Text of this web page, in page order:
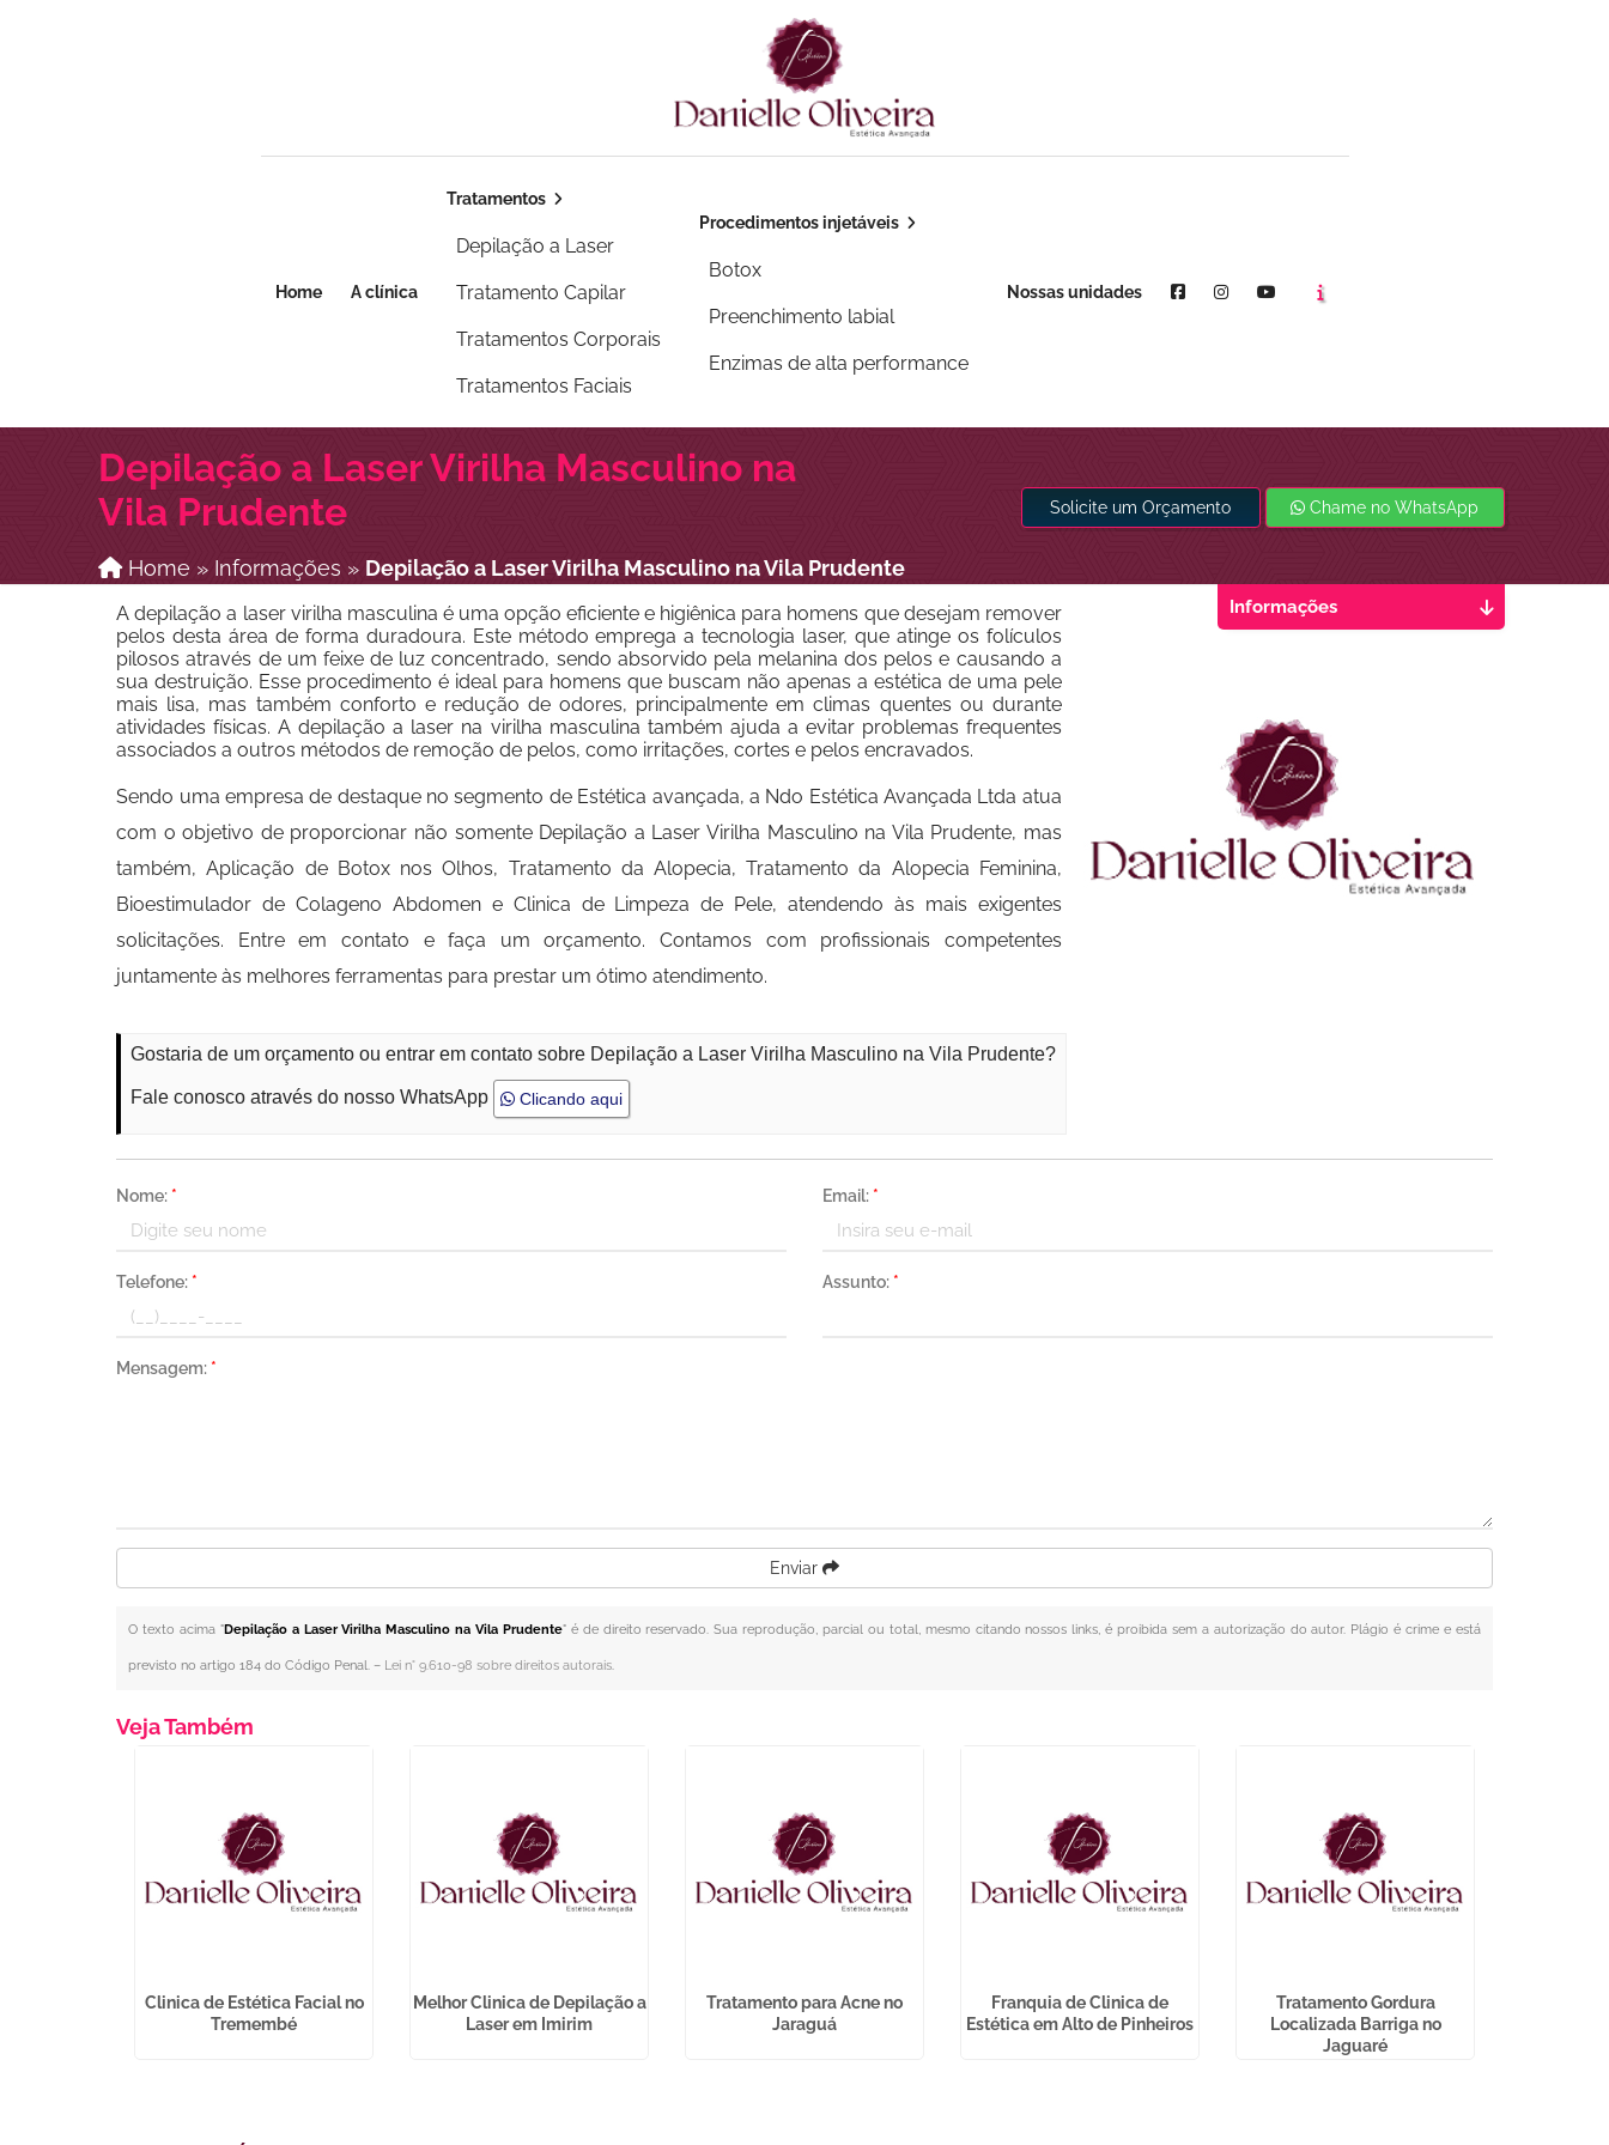
Home A clínica
Tratamentos
Depilação a Laser
Tratamento Capilar
Tratamentos Corporais
Tratamentos Faciais
Procedimentos injetáveis
Botox
Preenchimento labial
Enzimas de alta performance
Nossas unidades Youtube
Depilação a Laser Virilha Masculino na
Vila Prudente
Home » Informações » Depilação a Laser Virilha Masculino na Vila Prudente
Solicite um Orçamento Chame no WhatsApp
A depilação a laser virilha masculina é uma opção eficiente e higiênica para homens que desejam remover
pelos desta área de forma duradoura. Este método emprega a tecnologia laser, que atinge os folículos
pilosos através de um feixe de luz concentrado, sendo absorvido pela melanina dos pelos e causando a
sua destruição. Esse procedimento é ideal para homens que buscam não apenas a estética de uma pele
mais lisa, mas também conforto e redução de odores, principalmente em climas quentes ou durante
atividades físicas. A depilação a laser na virilha masculina também ajuda a evitar problemas frequentes
associados a outros métodos de remoção de pelos, como irritações, cortes e pelos encravados.
Sendo uma empresa de destaque no segmento de Estética avançada, a Ndo Estética Avançada Ltda atua
com o objetivo de proporcionar não somente Depilação a Laser Virilha Masculino na Vila Prudente, mas
também, Aplicação de Botox nos Olhos, Tratamento da Alopecia, Tratamento da Alopecia Feminina,
Bioestimulador de Colageno Abdomen e Clinica de Limpeza de Pele, atendendo às mais exigentes
solicitações. Entre em contato e faça um orçamento. Contamos com profissionais competentes
juntamente às melhores ferramentas para prestar um ótimo atendimento.
Gostaria de um orçamento ou entrar em contato sobre Depilação a Laser Virilha Masculino na Vila Prudente?
Fale conosco através do nosso WhatsApp Clicando aqui
Nome: * Email: *
Telefone: * Assunto: *
Mensagem: *
Enviar
O texto acima "Depilação a Laser Virilha Masculino na Vila Prudente" é de direito reservado. Sua reprodução, parcial ou total, mesmo citando nossos links, é proibida sem a autorização do autor. Plágio é crime e está
previsto no artigo 184 do Código Penal. – Lei n° 9.610-98 sobre direitos autorais.
Informações
Veja Também
Clinica de Estética Facial no
Tremembé
Melhor Clinica de Depilação a
Laser em Imirim
Tratamento para Acne no
Jaraguá
Franquia de Clinica de
Estética em Alto de Pinheiros
Tratamento Gordura
Localizada Barriga no
Jaguaré